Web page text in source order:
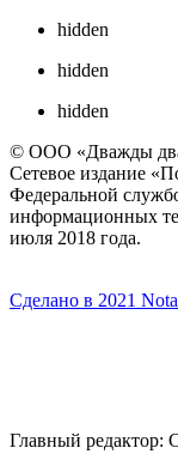
hidden
hidden
hidden
© ООО «Дважды
Сетевое издание
Федеральной
информационных
июля 2018 года.
Сделано в 2021
Главный